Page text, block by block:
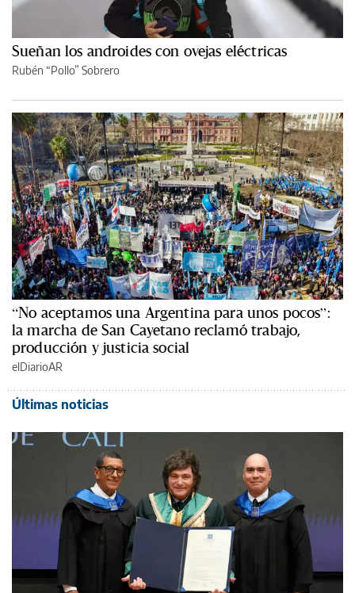
Sueñan los androides con ovejas eléctricas
Rubén “Pollo” Sobrero
“No aceptamos una Argentina para unos pocos”:
la marcha de San Cayetano reclamó trabajo,
producción y justicia social
elDiarioAR
Últimas noticias